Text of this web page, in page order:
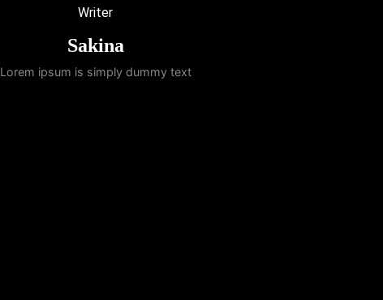
Writer
Sakina
Lorem ipsum is simply dummy text